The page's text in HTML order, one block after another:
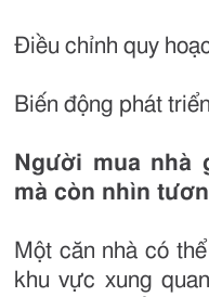
Điều chỉnh quy
Biến động phát
Người mua nhà
mà còn nhìn
Một căn nhà có
khu vực xung